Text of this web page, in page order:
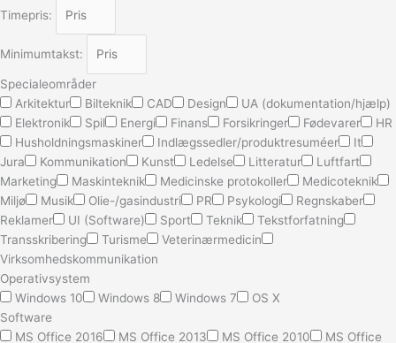
Timepris:
Minimumtakst:
Specialeområder
Arkitektur
Bilteknik CAD Design
UA (dokumentation/hjælp)
Elektronik
Spil Energi Finans Forsikringer Fødevarer
HR
Husholdningsmaskiner
Indlægssedler/produktresuméer
It
Jura
Kommunikation Kunst Ledelse Litteratur
Luftfart
Marketing
Maskinteknik Medicinske protokoller
Medicoteknik
Miljø
Musik Olie-/gasindustri PR Psykologi
Regnskaber
Reklamer
UI (Software) Sport Teknik
Tekstforfatning
Transskribering
Turisme
Veterinærmedicin
Virksomhedskommunikation
Operativsystem
Windows 10
Windows 8 Windows 7
OS X
Software
MS Office 2016
MS Office 2013 MS Office 2010 MS Office